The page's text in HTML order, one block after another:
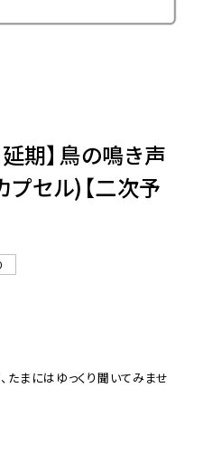
延期】鳥の鳴き声
セル)【二次予
たまにはゆっくり聞いてみませ